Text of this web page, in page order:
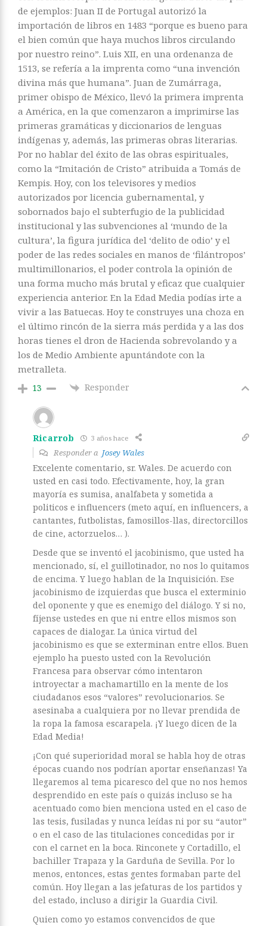
de ejemplos: Juan II de Portugal autorizó la
importación de libros en 1483 “porque es bueno para
el bien común que haya muchos libros circulando
por nuestro reino”. Luis XII, en una ordenanza de
1513, se refería a la imprenta como “una invención
divina más que humana”. Juan de Zumárraga,
primer obispo de México, llevó la primera imprenta
a América, en la que comenzaron a imprimirse las
primeras gramáticas y diccionarios de lenguas
indígenas y, además, las primeras obras literarias.
Por no hablar del éxito de las obras espirituales,
como la “Imitación de Cristo” atribuida a Tomás de
Kempis. Hoy, con los televisores y medios
autorizados por licencia gubernamental, y
sobornados bajo el subterfugio de la publicidad
institucional y las subvenciones al ‘mundo de la
cultura’, la figura jurídica del ‘delito de odio’ y el
poder de las redes sociales en manos de ‘filántropos’
multimillonarios, el poder controla la opinión de
una forma mucho más brutal y eficaz que cualquier
experiencia anterior. En la Edad Media podías irte a
vivir a las Batuecas. Hoy te construyes una choza en
el último rincón de la sierra más perdida y a las dos
horas tienes el dron de Hacienda sobrevolando y a
los de Medio Ambiente apuntándote con la
metralleta.
13 Responder
Ricarrob 3 años hace
Responder a Josey Wales
Excelente comentario, sr. Wales. De acuerdo con
usted en casi todo. Efectivamente, hoy, la gran
mayoría es sumisa, analfabeta y sometida a
politicos e influencers (meto aquí, en influencers, a
cantantes, futbolistas, famosillos-llas, directorcillos
de cine, actorzuelos… ).
Desde que se inventó el jacobinismo, que usted ha
mencionado, sí, el guillotinador, no nos lo quitamos
de encima. Y luego hablan de la Inquisición. Ese
jacobinismo de izquierdas que busca el exterminio
del oponente y que es enemigo del diálogo. Y si no,
fíjense ustedes en que ni entre ellos mismos son
capaces de dialogar. La única virtud del
jacobinismo es que se exterminan entre ellos. Buen
ejemplo ha puesto usted con la Revolución
Francesa para observar cómo intentaron
introyectar a machamartillo en la mente de los
ciudadanos esos “valores” revolucionarios. Se
asesinaba a cualquiera por no llevar prendida de
la ropa la famosa escarapela. ¡Y luego dicen de la
Edad Media!
¡Con qué superioridad moral se habla hoy de otras
épocas cuando nos podrían aportar enseñanzas! Ya
llegaremos al tema picaresco del que no nos hemos
desprendido en este país o quizás incluso se ha
acentuado como bien menciona usted en el caso de
las tesis, fusiladas y nunca leídas ni por su “autor”
o en el caso de las titulaciones concedidas por ir
con el carnet en la boca. Rinconete y Cortadillo, el
bachiller Trapaza y la Garduña de Sevilla. Por lo
menos, entonces, estas gentes formaban parte del
común. Hoy llegan a las jefaturas de los partidos y
del estado, incluso a dirigir la Guardia Civil.
Quien como yo estamos convencidos de que